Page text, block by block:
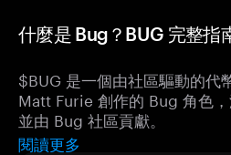
什麼是 Bug？BUG 完整指
$BUG 是一個由社區驅動的代
Matt Furie 創作的 Bug 角色，
並由 Bug 社區貢獻。
閱讀更多